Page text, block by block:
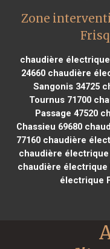
Zone
chaudière
24660 chaudière
Sangonis 34725
Tournus 71700
Passage 47520
Chassieu 69680
77160 chaudière
chaudière électrique
chaudière électrique
électrique